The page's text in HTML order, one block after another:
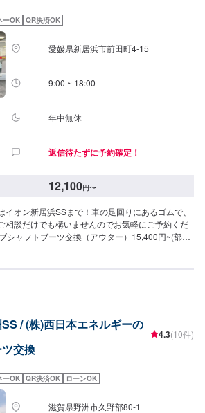
ーOK QR決済OK
愛媛県新居浜市前田町4-15
9:00 ~ 18:00
年中無休
返信待たずに予約確定！
12,100円〜
オン新居浜SSまで！車の足回りにあるゴムで、
相談だけでも構いませんのでお気軽にご予約くだ
シャフトブーツ交換（アウター）15,400円~(部品
/ (株)西日本エネルギーの
交換
4.3(10件)
ーOK QR決済OK ローンOK
滋賀県野洲市久野部80-1